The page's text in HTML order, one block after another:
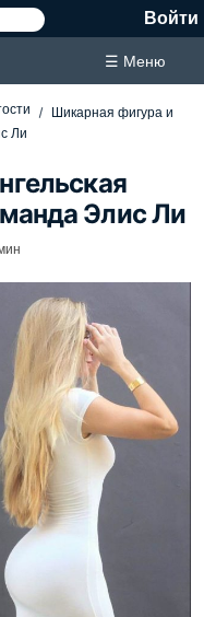
Войти
☰ Меню
Шикарная фигура и
Ли
Элис Ли